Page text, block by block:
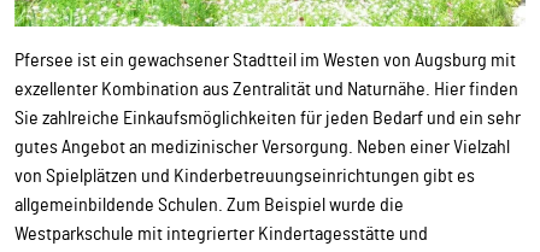
Pfersee ist ein gewachsener Stadtteil im Westen von Augsburg mit
exzellenter Kombination aus Zentralität und Naturnähe. Hier finden
Sie zahlreiche Einkaufsmöglichkeiten für jeden Bedarf und ein sehr
gutes Angebot an medizinischer Versorgung. Neben einer Vielzahl
von Spielplätzen und Kinderbetreuungseinrichtungen gibt es
allgemeinbildende Schulen. Zum Beispiel wurde die
Westparkschule mit integrierter Kindertagesstätte und